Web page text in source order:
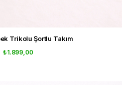
Trikolu Şortlu Takım
₺1.899,00